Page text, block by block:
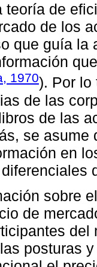
teoría de
de los
que guía la
1970). Por lo
de las
de las
se
en
sobre
de
posturas